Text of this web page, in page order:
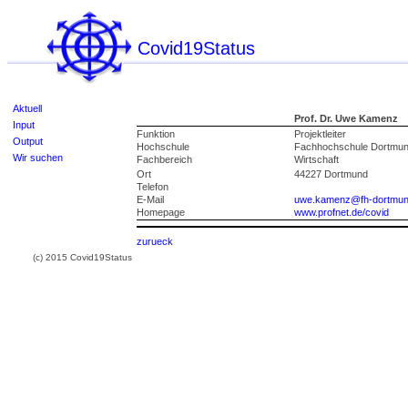
Covid19Status
Aktuell
Input
Output
Wir suchen
Prof. Dr. Uwe Kamenz
Funktion
Projektleiter
Hochschule
Fachhochschule
Fachbereich
Wirtschaft
Ort
44227 Dortmund
Telefon
E-Mail
uwe.kamenz@fh-
Homepage
www.profnet.de/covid
zurueck
(c) 2015 Covid19Status